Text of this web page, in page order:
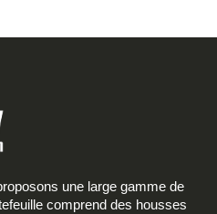
une large gamme de
comprend des housses